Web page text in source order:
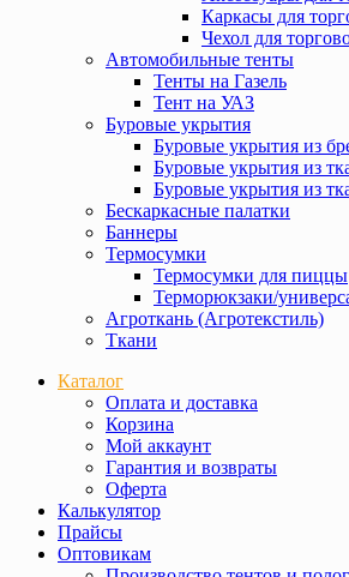
Каркасы для
Чехол для
Автомобильные тенты
Тенты на Газель
Тент на УАЗ
Буровые укрытия
Буровые укрытия из
Буровые укрытия из
Буровые укрытия из
Бескаркасные палатки
Баннеры
Термосумки
Термосумки для пиццы
Терморюкзаки/
Агроткань (Агротекстиль)
Ткани
Каталог
Оплата и доставка
Корзина
Мой аккаунт
Гарантия и возвраты
Оферта
Калькулятор
Прайсы
Оптовикам